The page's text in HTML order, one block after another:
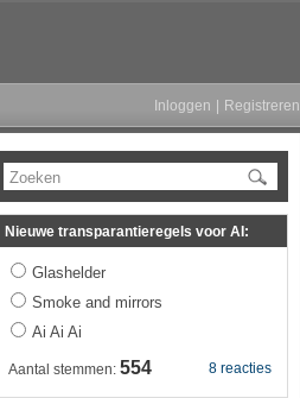
Inloggen Registreren
Zoeken
Nieuwe transparantieregels voor AI:
Glashelder
Smoke and mirrors
Ai Ai Ai
8 reacties
Aantal stemmen: 554